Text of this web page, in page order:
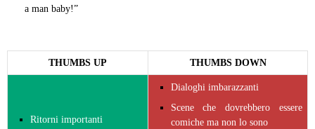
a man baby!”
THUMBS UP THUMBS DOWN
Ritorni importanti
Dialoghi imbarazzanti
Scene che dovrebbero essere
comiche ma non lo sono